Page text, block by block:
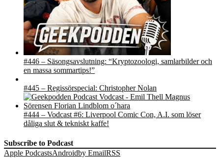
#446 – Säsongsavslutning: “Kryptozoologi, samlarbilder och
en massa sommartips!”
#445 – Regissörspecial: Christopher Nolan
#444 – Vodcast #6: Liverpool Comic Con, A.I. som löser
dåliga slut & tekniskt kaffe!
Subscribe to Podcast
Apple PodcastsAndroidby EmailRSS